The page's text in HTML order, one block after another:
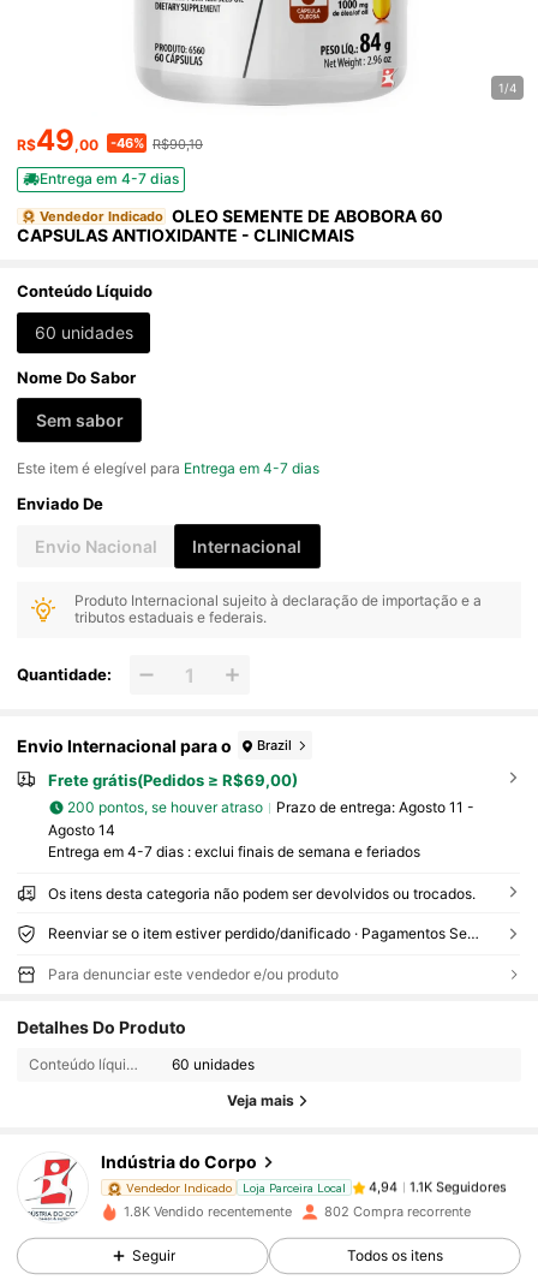
1/4
R$49,00 -46% R$90,10
Entrega em 4-7 dias
Vendedor Indicado OLEO SEMENTE DE ABOBORA 60
CAPSULAS ANTIOXIDANTE - CLINICMAIS
Conteúdo Líquido
60 unidades
Nome Do Sabor
Sem sabor
Este item é elegível para Entrega em 4-7 dias
Enviado De
Envio Nacional Internacional
Produto Internacional sujeito à declaração de importação e a
tributos estaduais e federais.
Quantidade:
Envio Internacional para o Brazil
Frete grátis(Pedidos ≥ R$69,00)
200 pontos, se houver atraso Prazo de entrega: Agosto 11 -
Agosto 14
Entrega em 4-7 dias : exclui finais de semana e feriados
Os itens desta categoria não podem ser devolvidos ou trocados.
Reenviar se o item estiver perdido/danificado · Pagamentos Seguros · Proteção de privacidade
Para denunciar este vendedor e/ou produto
Detalhes Do Produto
Conteúdo líquido: 60 unidades
Veja mais
Indústria do Corpo
Vendedor Indicado Loja Parceira Local 4,94 1.1K Seguidores
4,94
1.8K Vendido recentemente 802 Compra recorrente
Seguir Todos os itens